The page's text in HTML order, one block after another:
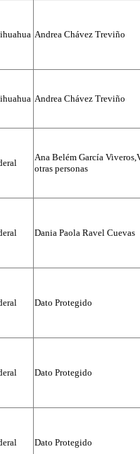
Andrea Chávez Treviño
Andrea Chávez Treviño
Ana Belém García
otras personas
Dania Paola Ravel Cuevas
Dato Protegido
Dato Protegido
Dato Protegido